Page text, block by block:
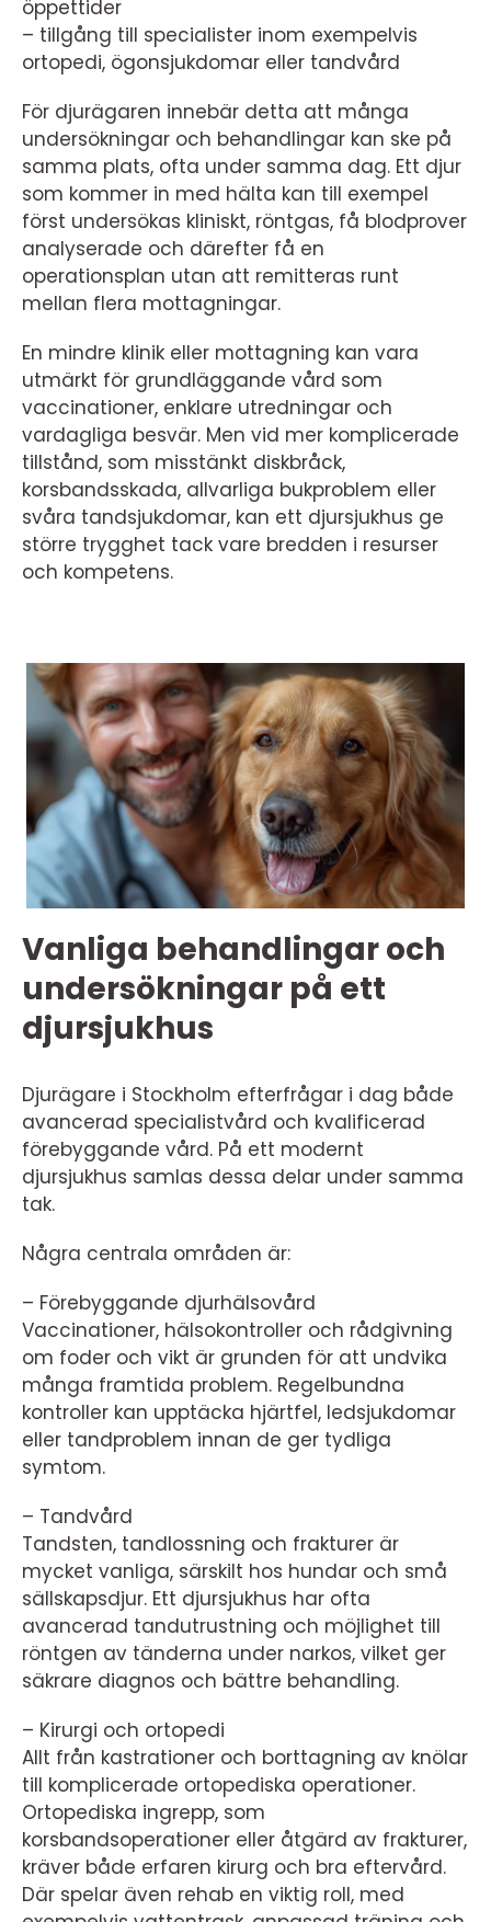
öppettider
– tillgång till specialister inom exempelvis
ortopedi, ögonsjukdomar eller tandvård
För djurägaren innebär detta att många
undersökningar och behandlingar kan ske på
samma plats, ofta under samma dag. Ett djur
som kommer in med hälta kan till exempel
först undersökas kliniskt, röntgas, få blodprover
analyserade och därefter få en
operationsplan utan att remitteras runt
mellan flera mottagningar.
En mindre klinik eller mottagning kan vara
utmärkt för grundläggande vård som
vaccinationer, enklare utredningar och
vardagliga besvär. Men vid mer komplicerade
tillstånd, som misstänkt diskbråck,
korsbandsskada, allvarliga bukproblem eller
svåra tandsjukdomar, kan ett djursjukhus ge
större trygghet tack vare bredden i resurser
och kompetens.
Vanliga behandlingar och
undersökningar på ett
djursjukhus
Djurägare i Stockholm efterfrågar i dag både
avancerad specialistvård och kvalificerad
förebyggande vård. På ett modernt
djursjukhus samlas dessa delar under samma
tak.
Några centrala områden är:
– Förebyggande djurhälsovård
Vaccinationer, hälsokontroller och rådgivning
om foder och vikt är grunden för att undvika
många framtida problem. Regelbundna
kontroller kan upptäcka hjärtfel, ledsjukdomar
eller tandproblem innan de ger tydliga
symtom.
– Tandvård
Tandsten, tandlossning och frakturer är
mycket vanliga, särskilt hos hundar och små
sällskapsdjur. Ett djursjukhus har ofta
avancerad tandutrustning och möjlighet till
röntgen av tänderna under narkos, vilket ger
säkrare diagnos och bättre behandling.
– Kirurgi och ortopedi
Allt från kastrationer och borttagning av knölar
till komplicerade ortopediska operationer.
Ortopediska ingrepp, som
korsbandsoperationer eller åtgärd av frakturer,
kräver både erfaren kirurg och bra eftervård.
Där spelar även rehab en viktig roll, med